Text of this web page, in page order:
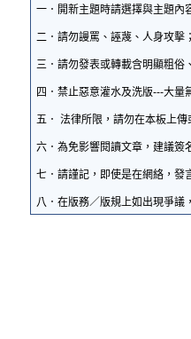
一．開新主題時請選擇與主題內
二．請勿謾罵、誣蔑、人身攻擊
三．請勿發表或轉載含明顯粗俗
四．禁止惡意灌水及洗版---大量
五． 法律所限，請勿在本板上
六．為免影響閱讀文章，建議簽
七．請謹記，即使是在網絡，發
八．在版務／版規上如出現爭議